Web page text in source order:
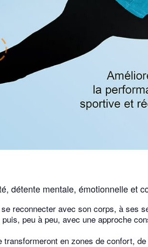
détente mentale, émotionnelle et
reconnecter avec son corps, à ses
peu à peu, avec une approche
en zones de confort,